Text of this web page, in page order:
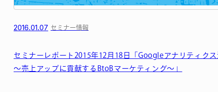
2016.01.07 セミナー情報
セミナーレポート2015年12月18日「Googleアナリティク
～売上アップに貢献するBtoBマーケティング～」